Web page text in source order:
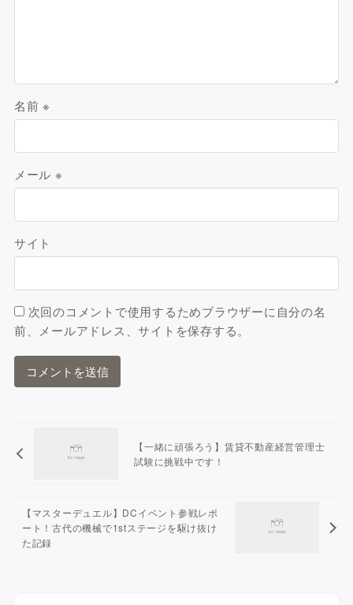
名前※
メール ※
サイト
次回のコメントで使用するためブラウザーに自分の名
前、メールアドレス、サイトを保存する。
【一緒に頑張ろう】賃貸不動産経営管理士
試験に挑戦中です！
【マスターデュエル】DCイベント参戦レポ
ート！古代の機械で1stステージを駆け抜け
た記録